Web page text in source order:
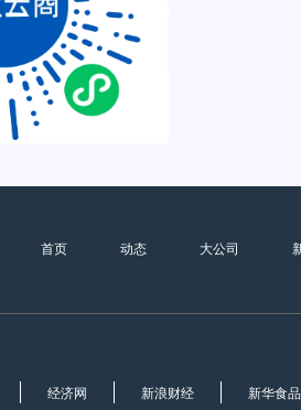
首页 动态 大公司
经济网 新浪财经 新华食品